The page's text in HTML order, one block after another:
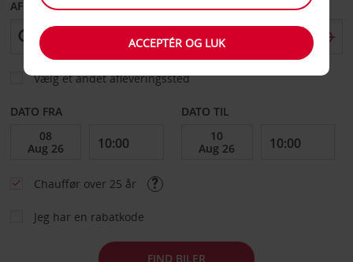
AFHENT FRA
Vælg et andet afleveringssted
DATO FRA DATO TIL
Chauffør over 25 år
Jeg har en rabatkode
FIND BILER
ACCEPTÉR OG LUK